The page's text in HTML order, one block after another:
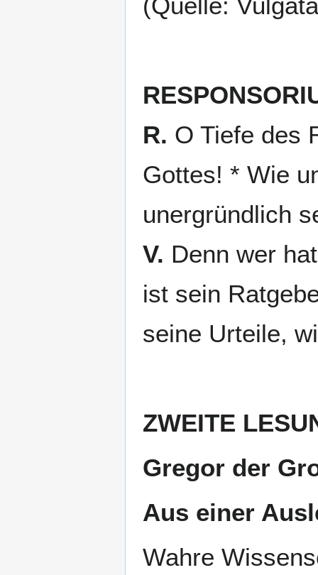
R. O Tiefe des
Gottes! * Wie
unergründlich
V. Denn wer
ist sein
seine Urteile,
ZWEITE
Gregor der
Aus einer
Wahre